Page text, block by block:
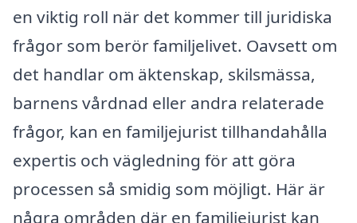
en viktig roll när det kommer till juridiska
frågor som berör familjelivet. Oavsett om
det handlar om äktenskap, skilsmässa,
barnens vårdnad eller andra relaterade
frågor, kan en familjejurist tillhandahålla
expertis och vägledning för att göra
processen så smidig som möjligt. Här är
några områden där en familjejurist kan